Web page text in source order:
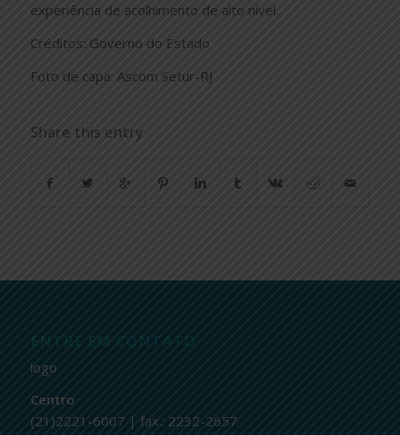
experiência de acolhimento de alto nível.
Créditos: Governo do Estado
Foto de capa: Ascom Setur-RJ
Share this entry
ENTRE EM CONTATO
logo
Centro
(21)2221-6007 | fax.: 2232-2657